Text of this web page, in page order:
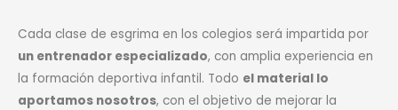
Cada clase de esgrima en los colegios será impartida por
un entrenador especializado, con amplia experiencia en
la formación deportiva infantil. Todo el material lo
aportamos nosotros, con el objetivo de mejorar la